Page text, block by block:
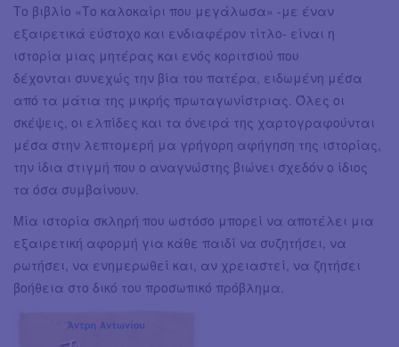
Το βιβλίο «Το καλοκαίρι που μεγάλωσα» -με έναν
εξαιρετικά εύστοχο και ενδιαφέρον τίτλο- είναι η
ιστορία μιας μητέρας και ενός κοριτσιού που
δέχονται συνεχώς την βία του πατέρα, ειδωμένη μέσα
από τα μάτια της μικρής πρωταγωνίστριας. Όλες οι
σκέψεις, οι ελπίδες και τα όνειρά της χαρτογραφούνται
μέσα στην λεπτομερή μα γρήγορη αφήγηση της ιστορίας,
την ίδια στιγμή που ο αναγνώστης βιώνει σχεδόν ο ίδιος
τα όσα συμβαίνουν.
Μία ιστορία σκληρή που ωστόσο μπορεί να αποτέλει μια
εξαιρετική αφορμή για κάθε παιδί να συζητήσει, να
ρωτήσει, να ενημερωθεί και, αν χρειαστεί, να ζητήσει
βοήθεια στο δικό του προσωπικό πρόβλημα.